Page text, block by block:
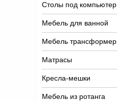
Столы под компьютер
Мебель для ванной
Мебель трансформер
Матрасы
Кресла-мешки
Мебель из ротанга